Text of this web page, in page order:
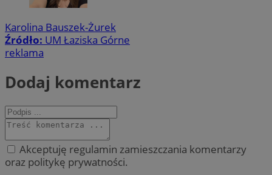
Karolina Bauszek-Żurek
Źródło: UM Łaziska Górne
reklama
Dodaj komentarz
Akceptuję regulamin zamieszczania komentarzy
oraz politykę prywatności.